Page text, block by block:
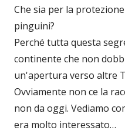
Che sia per la
pinguini?
Perché tutta questa
continente che non
un'apertura verso altre
Ovviamente non ce la
non da oggi. Vediamo
era molto interessato…